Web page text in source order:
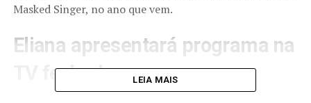
Masked Singer, no ano que vem.
Eliana apresentará programa na
TV fechada
LEIA MAIS